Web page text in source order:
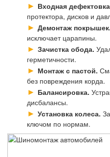
Входная
протектора, дисков и
Демонтаж покрышек.
исключает царапины.
Зачистка обода.
герметичности.
Монтаж с пастой.
без повреждения корда.
Балансировка.
дисбалансы.
Установка колеса.
ключом по нормам.